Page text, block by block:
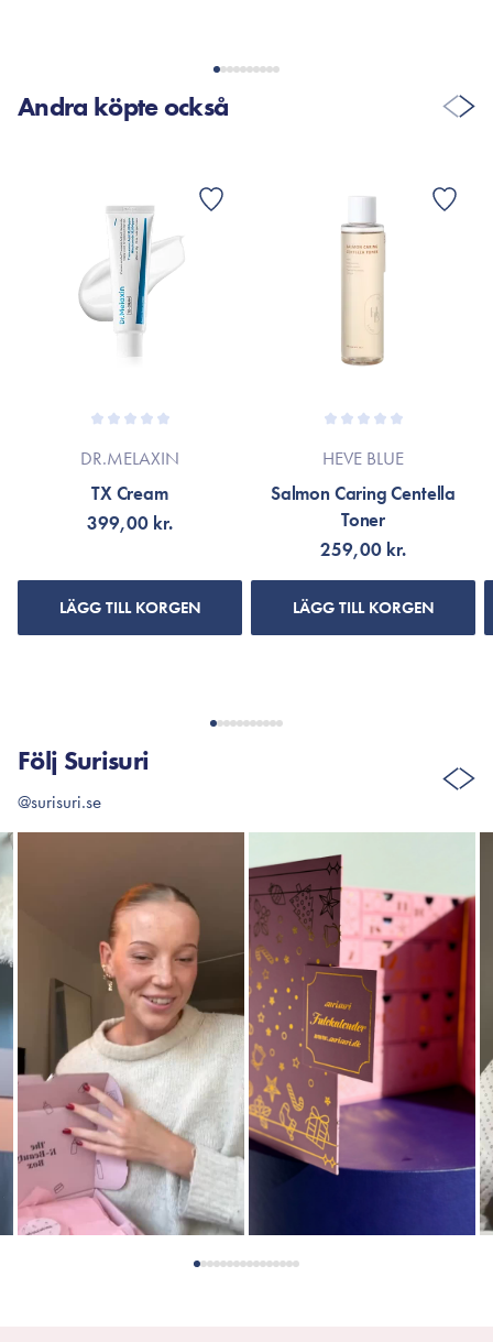
Andra köpte också
DR.MELAXIN
TX Cream
399,00 kr.
LÄGG TILL KORGEN
HEVE BLUE
Salmon Caring Centella
Toner
259,00 kr.
LÄGG TILL KORGEN
Följ Surisuri
@surisuri.se